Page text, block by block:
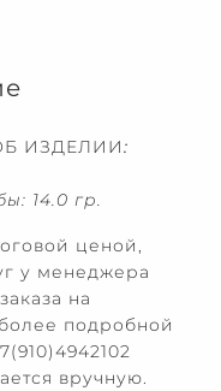
ИЗДЕЛИИ:
14.0 гр.
ценой,
у менеджера
на
подробной
вручную.